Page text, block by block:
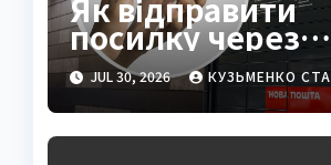
посилку через
поштомат:
інструкція 2026
JUL 30, 2026 КУЗЬМЕНКО